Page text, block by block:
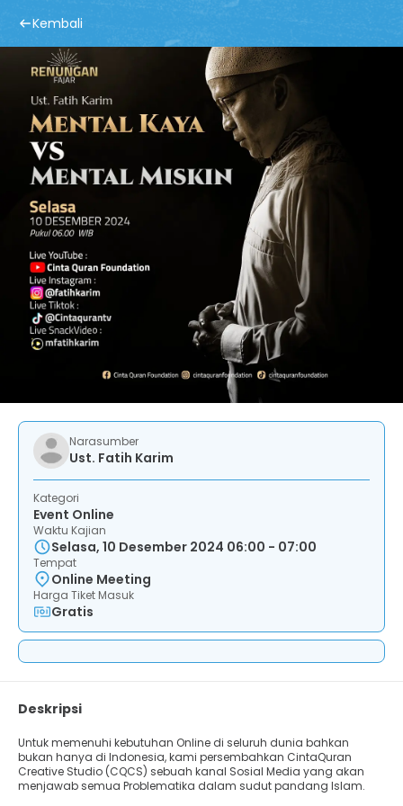
Kembali
Narasumber
Ust. Fatih Karim
Kategori
Event Online
Waktu Kajian
Selasa, 10 Desember 2024 06:00 - 07:00
Tempat
Online Meeting
Harga Tiket Masuk
Gratis
Deskripsi
Untuk memenuhi kebutuhan Online di seluruh dunia bahkan
bukan hanya di Indonesia, kami persembahkan CintaQuran
Creative Studio (CQCS) sebuah kanal Sosial Media yang akan
menjawab semua Problematika dalam sudut pandang Islam.